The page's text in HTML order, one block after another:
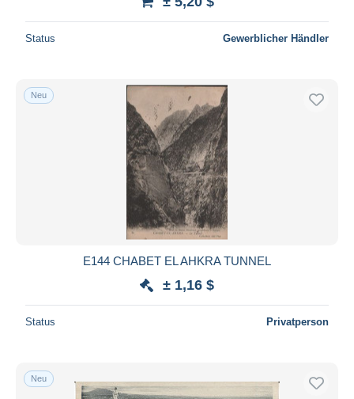
Status Gewerblicher Händler
Neu
E144 CHABET EL AHKRA TUNNEL
± 1,16 $
Status Privatperson
Neu